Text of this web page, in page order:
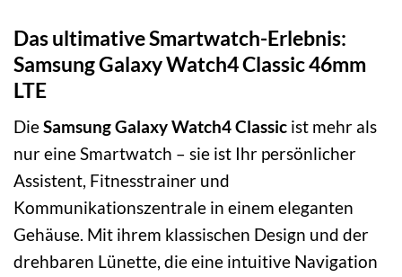
Das ultimative Smartwatch-Erlebnis:
Samsung Galaxy Watch4 Classic 46mm
LTE
DieSamsung Galaxy Watch4 Classic ist mehr als
nur eine Smartwatch – sie ist Ihr persönlicher
Assistent, Fitnesstrainer und
Kommunikationszentrale in einem eleganten
Gehäuse. Mit ihrem klassischen Design und der
drehbaren Lünette, die eine intuitive Navigation